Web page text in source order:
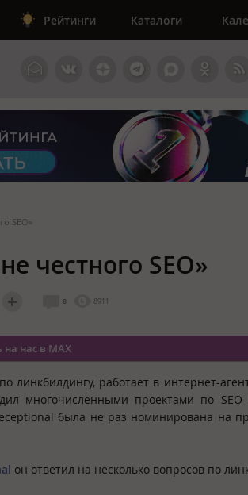
Рейтинги Каталоги
SEO»
честного SEO»
8 8911
нас в MAX
работает в интернет-
многочисленными проектами по SEO
была не раз номинирована на
он ответил на несколько вопросов по